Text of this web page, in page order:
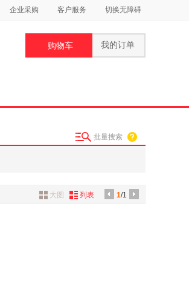
企业采购 客户服务 切换无障碍
购物车 我的订单
批量搜索
1/1
大图 列表